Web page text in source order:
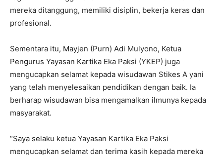
mereka ditanggung, memiliki disiplin, bekerja keras dan
profesional.
Sementara itu, Mayjen (Purn) Adi Mulyono, Ketua
Pengurus Yayasan Kartika Eka Paksi (YKEP) juga
mengucapkan selamat kepada wisudawan Stikes A yani
yang telah menyelesaikan pendidikan dengan baik. Ia
berharap wisudawan bisa mengamalkan ilmunya kepada
masyarakat.
“Saya selaku ketua Yayasan Kartika Eka Paksi
mengucapkan selamat dan terima kasih kepada mereka